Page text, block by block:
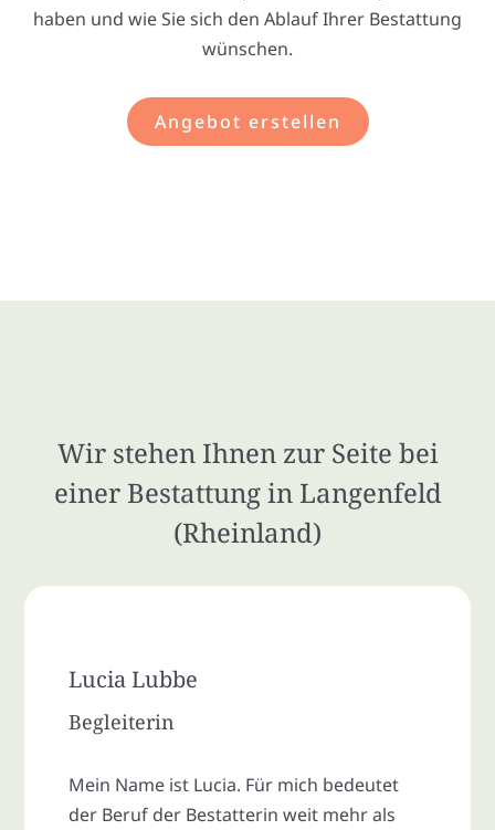
haben und wie Sie sich den Ablauf Ihrer Bestattung
wünschen.
Angebot erstellen
Wir stehen Ihnen zur Seite bei
einer Bestattung in Langenfeld
(Rheinland)
Lucia Lubbe
Begleiterin
Mein Name ist Lucia. Für mich bedeutet
der Beruf der Bestatterin weit mehr als